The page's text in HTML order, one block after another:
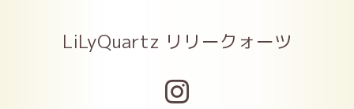
LiLyQuartz リリークォーツ